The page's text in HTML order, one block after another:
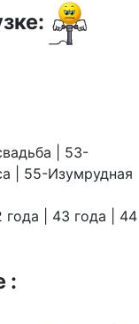
| 53-
| 55-Изумрудная
| 43 года | 44
: